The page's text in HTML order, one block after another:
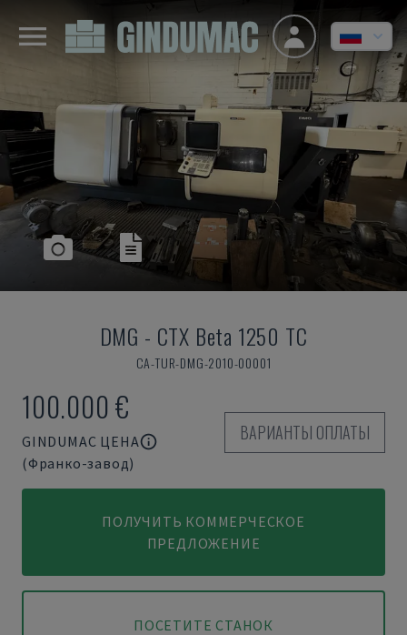
DMG - CTX Beta 1250 TC
CA-TUR-DMG-2010-00001
100.000 €
GINDUMAC ЦЕНА
(Франко-завод)
ВАРИАНТЫ ОПЛАТЫ
ПОЛУЧИТЬ КОММЕРЧЕСКОЕ
ПРЕДЛОЖЕНИЕ
ПОСЕТИТЕ СТАНОК